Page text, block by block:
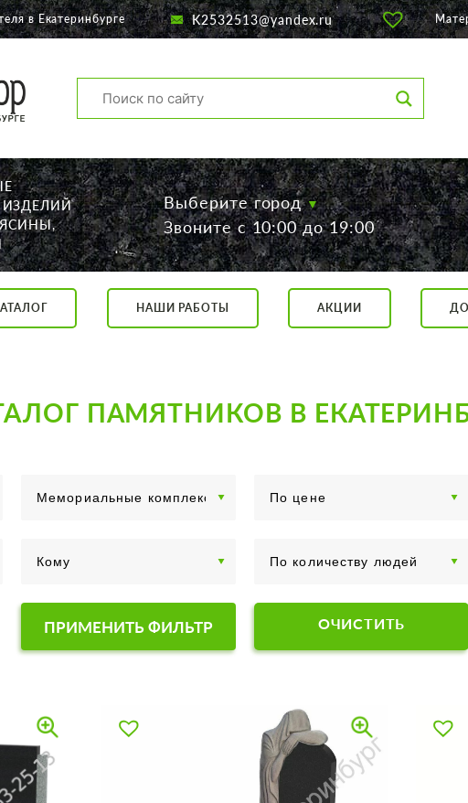
Щорса, 56
в Екатеринбурге K2532513@yandex.ru
Выберите город
Звоните с 10:00 до 19:00
НАШИ РАБОТЫ АКЦИИ
ПАМЯТНИКОВ В
ПРИМЕНИТЬ ФИЛЬТР ОЧИСТИТЬ